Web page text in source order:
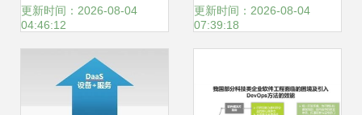
出租？
更新时间：2026-08-04
04:46:12
海大众租赁公司实
更新时间：2026-08-04
07:39:18